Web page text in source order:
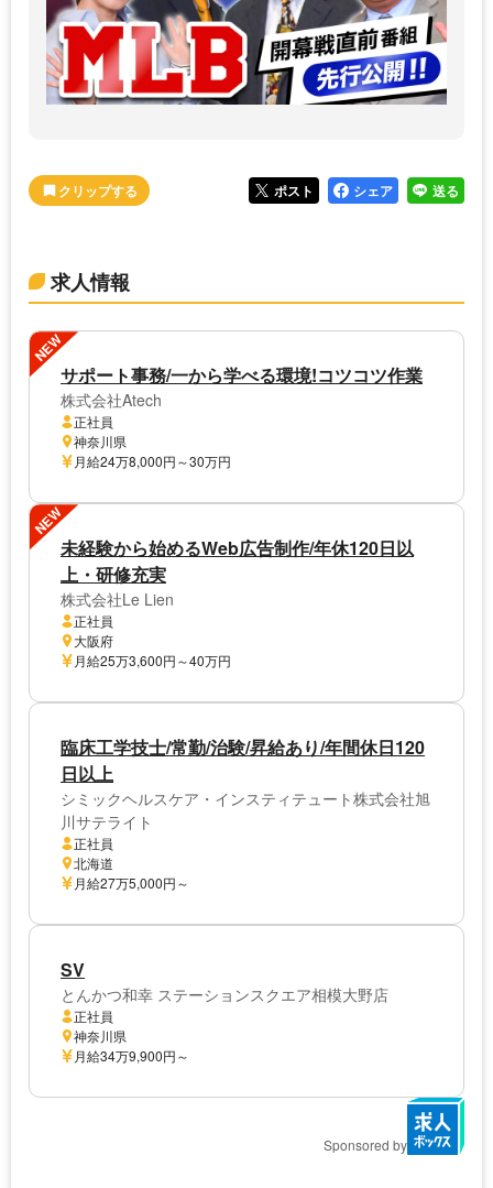
ポスト シェア 送る
求人情報
NEW
サポート事務/一から学べる環境!コツコツ作業
株式会社Atech
正社員
神奈川県
月給24万8,000円～30万円
NEW
未経験から始めるWeb広告制作/年休120日以
上・研修充実
株式会社Le Lien
正社員
大阪府
月給25万3,600円～40万円
臨床工学技士/常勤/治験/昇給あり/年間休日120
日以上
シミックヘルスケア・インスティテュート株式会社旭
川サテライト
正社員
北海道
月給27万5,000円～
SV
とんかつ和幸 ステーションスクエア相模大野店
正社員
神奈川県
月給34万9,900円～
Sponsored by